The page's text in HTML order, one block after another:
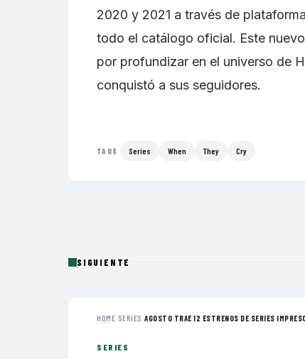
2020 y 2021 a través de
todo el catálogo oficial. Este
por profundizar en el universo de
conquistó a sus seguidores.
TAGS Series When They Cry
SIGUIENTE
HOME› SERIES ›AGOSTO TRAE 12 ESTRENOS DE SERIES
SERIES